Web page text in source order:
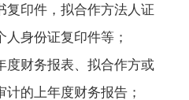
复印件，拟合作方法人证
身份证复印件等；
度财务报表、拟合作方或
的上年度财务报告；